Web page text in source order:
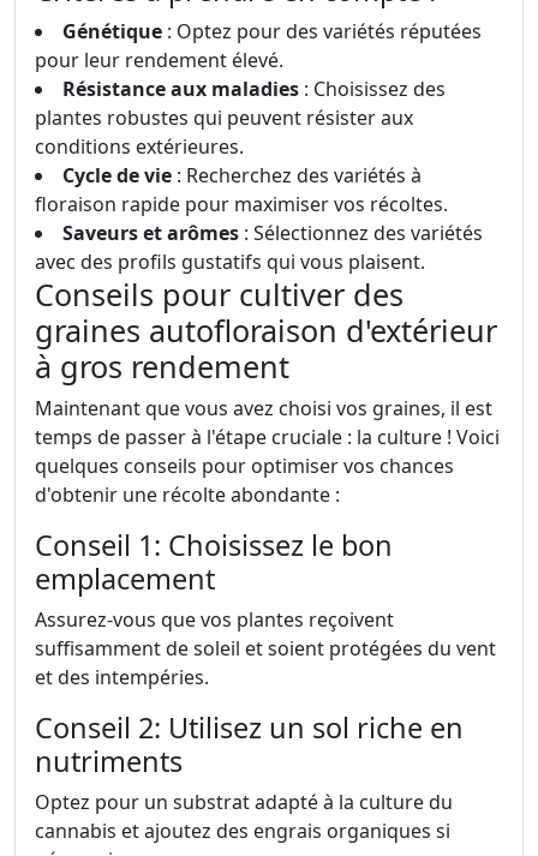
Génétique : Optez pour des variétés réputées
pour leur rendement élevé.
Résistance aux maladies : Choisissez des
plantes robustes qui peuvent résister aux
conditions extérieures.
Cycle de vie : Recherchez des variétés à
floraison rapide pour maximiser vos récoltes.
Saveurs et arômes : Sélectionnez des variétés
avec des profils gustatifs qui vous plaisent.
Conseils pour cultiver des
graines autofloraison d'extérieur
à gros rendement
Maintenant que vous avez choisi vos graines, il est
temps de passer à l'étape cruciale : la culture ! Voici
quelques conseils pour optimiser vos chances
d'obtenir une récolte abondante :
Conseil 1: Choisissez le bon
emplacement
Assurez-vous que vos plantes reçoivent
suffisamment de soleil et soient protégées du vent
et des intempéries.
Conseil 2: Utilisez un sol riche en
nutriments
Optez pour un substrat adapté à la culture du
cannabis et ajoutez des engrais organiques si